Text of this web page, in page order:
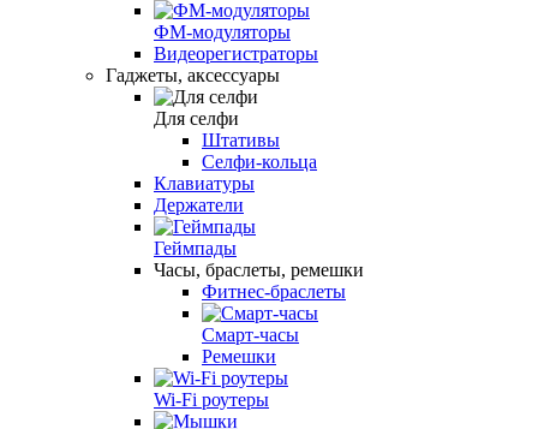
ФМ-модуляторы
Видеорегистраторы
Гаджеты, аксессуары
Для селфи
Штативы
Селфи-кольца
Клавиатуры
Держатели
Геймпады
Часы, браслеты, ремешки
Фитнес-браслеты
Смарт-часы
Ремешки
Wi-Fi роутеры